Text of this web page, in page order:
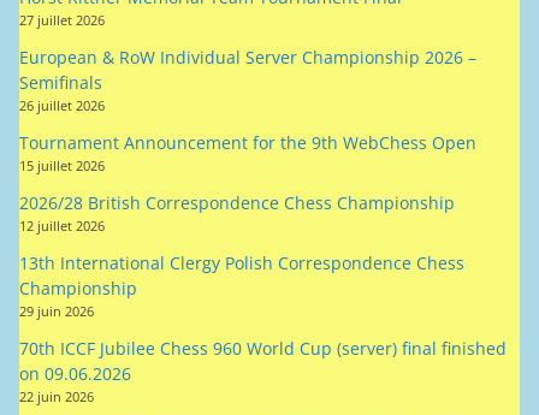
Tournament Announcement for the 9th WebChess Open
15 juillet 2026
2026/28 British Correspondence Chess Championship
12 juillet 2026
13th International Clergy Polish Correspondence Chess
Championship
29 juin 2026
70th ICCF Jubilee Chess 960 World Cup (server) final finished
on 09.06.2026
22 juin 2026
World Correspondence Chess Championship 2026 Cycle
22 juin 2026